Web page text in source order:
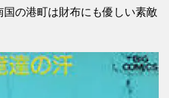
の港町は財布にも優しい素敵